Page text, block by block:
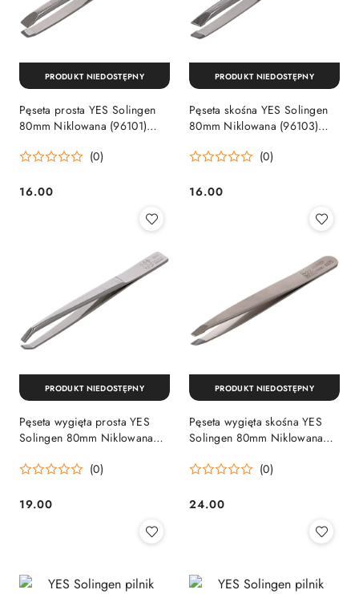
Pęseta prosta YES Solingen
80mm Niklowana (96101)
(0)
Cena:
16.00
PRODUKT NIEDOSTĘPNY
Pęseta skośna YES Solingen
80mm Niklowana (96103)
(0)
Cena:
16.00
PRODUKT NIEDOSTĘPNY
Pęseta wygięta prosta YES
Solingen 80mm Niklowana
Becker
(0)
Cena:
19.00
PRODUKT NIEDOSTĘPNY
Pęseta wygięta skośna YES
Solingen 80mm Niklowana
Becker
(0)
Cena:
24.00
PRODUKT NIEDOSTĘPNY